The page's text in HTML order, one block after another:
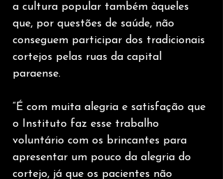
a cultura popular também àqueles
que, por questões de saúde, não
conseguem participar dos tradicionais
cortejos pelas ruas da capital
paraense.
“É com muita alegria e satisfação que
o Instituto faz esse trabalho
voluntário com os brincantes para
apresentar um pouco da alegria do
cortejo, já que os pacientes não